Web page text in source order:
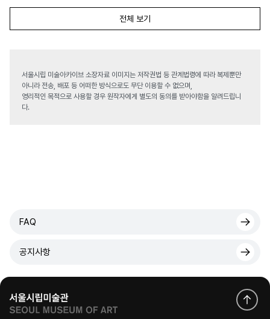
전체 보기
서울시립 미술아카이브 소장자료 이미지는 저작권법 등 관계법령에 따라 복제뿐만
아니라 전송, 배포 등 어떠한 방식으로도 무단 이용할 수 없으며,
영리적인 목적으로 사용할 경우 원작자에게 별도의 동의를 받아야함을 알려드립니
다.
FAQ
공지사항